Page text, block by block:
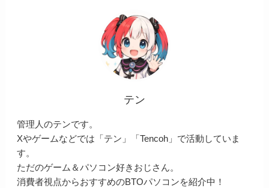
テン
管理人のテンです。
Xやゲームなどでは「テン」「Tencoh」で活動していま
す。
ただのゲーム＆パソコン好きおじさん。
消費者視点からおすすめのBTOパソコンを紹介中！